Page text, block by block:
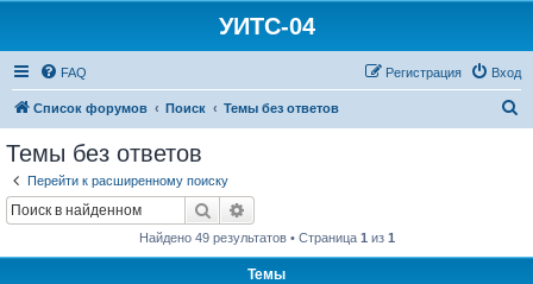
УИТС-04
FAQ Вход
Регистрация
Список форумов Поиск Темы без ответов
Темы без ответов
Перейти к расширенному поиску
Поиск
Найдено 49 результатов • Страница 1 из 1
Темы